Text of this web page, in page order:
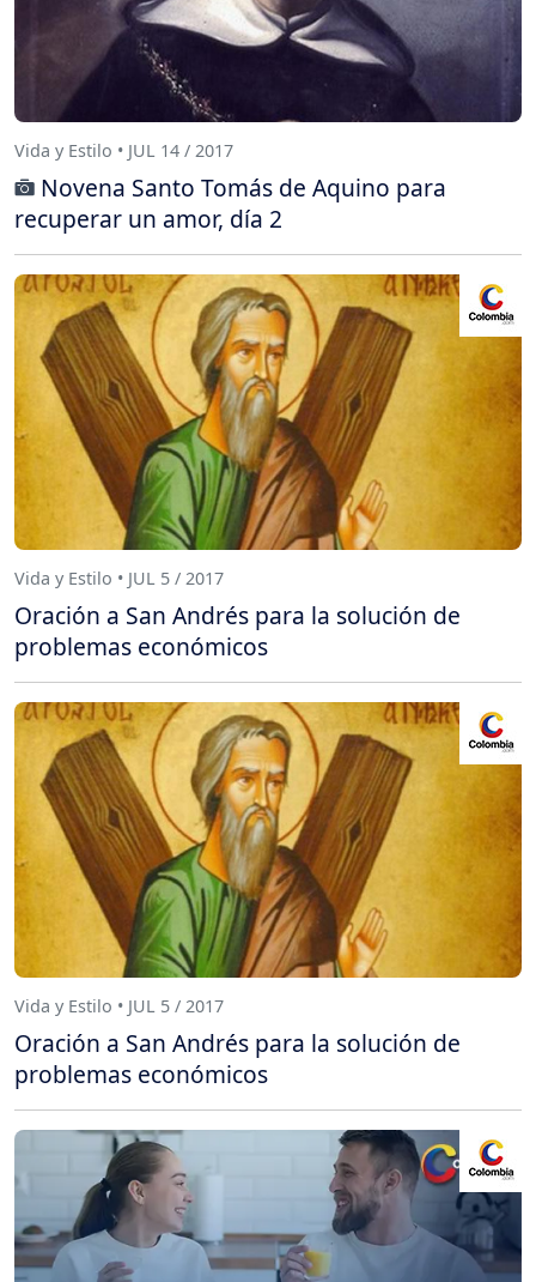
Vida y Estilo • JUL 14 / 2017
Novena Santo Tomás de Aquino para
recuperar un amor, día 2
Vida y Estilo • JUL 5 / 2017
Oración a San Andrés para la solución de
problemas económicos
Vida y Estilo • JUL 5 / 2017
Oración a San Andrés para la solución de
problemas económicos